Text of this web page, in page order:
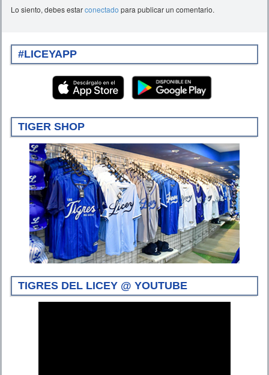
Lo siento, debes estarconectado para publicar un comentario.
#LICEYAPP
TIGER SHOP
TIGRES DEL LICEY @ YOUTUBE